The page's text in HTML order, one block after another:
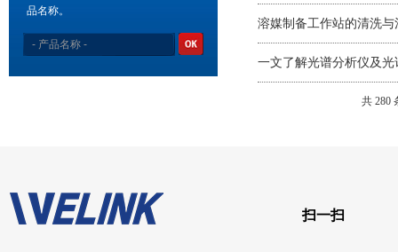
品名称。
溶媒制备工作站的清洗与
一文了解光谱分析仪及
共 280
扫一扫